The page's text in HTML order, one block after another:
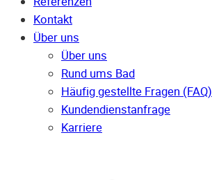
Kontakt
Über uns
Über uns
Rund ums Bad
Häufig gestellte Fragen (FAQ)
Kunden­dienst­anfrage
Karriere